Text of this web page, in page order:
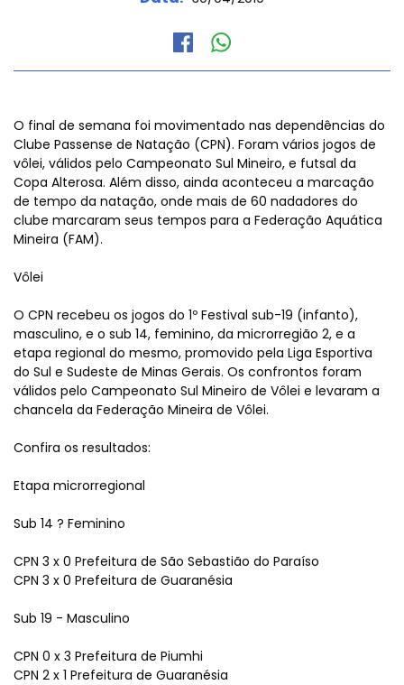
O final de semana foi movimentado nas dependências do
Clube Passense de Natação (CPN). Foram vários jogos de
vôlei, válidos pelo Campeonato Sul Mineiro, e futsal da
Copa Alterosa. Além disso, ainda aconteceu a marcação
de tempo da natação, onde mais de 60 nadadores do
clube marcaram seus tempos para a Federação Aquática
Mineira (FAM).
Vôlei
O CPN recebeu os jogos do 1º Festival sub-19 (infanto),
masculino, e o sub 14, feminino, da microrregião 2, e a
etapa regional do mesmo, promovido pela Liga Esportiva
do Sul e Sudeste de Minas Gerais. Os confrontos foram
válidos pelo Campeonato Sul Mineiro de Vôlei e levaram a
chancela da Federação Mineira de Vôlei.
Confira os resultados:
Etapa microrregional
Sub 14 ? Feminino
CPN 3 x 0 Prefeitura de São Sebastião do Paraíso
CPN 3 x 0 Prefeitura de Guaranésia
Sub 19 - Masculino
CPN 0 x 3 Prefeitura de Piumhi
CPN 2 x 1 Prefeitura de Guaranésia